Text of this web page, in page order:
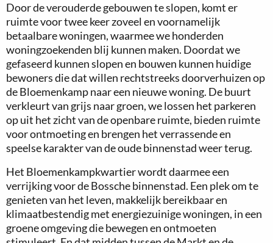
Door de verouderde gebouwen te slopen, komt er
ruimte voor twee keer zoveel en voornamelijk
betaalbare woningen, waarmee we honderden
woningzoekenden blij kunnen maken. Doordat we
gefaseerd kunnen slopen en bouwen kunnen huidige
bewoners die dat willen rechtstreeks doorverhuizen op
de Bloemenkamp naar een nieuwe woning. De buurt
verkleurt van grijs naar groen, we lossen het parkeren
op uit het zicht van de openbare ruimte, bieden ruimte
voor ontmoeting en brengen het verrassende en
speelse karakter van de oude binnenstad weer terug.
Het Bloemenkampkwartier wordt daarmee een
verrijking voor de Bossche binnenstad. Een plek om te
genieten van het leven, makkelijk bereikbaar en
klimaatbestendig met energiezuinige woningen, in een
groene omgeving die bewegen en ontmoeten